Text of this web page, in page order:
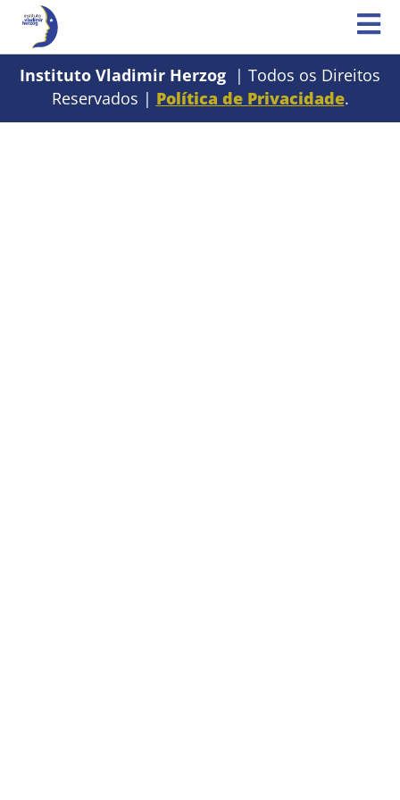
Instituto Vladimir Herzog | Todos os Direitos
Reservados | Política de Privacidade.